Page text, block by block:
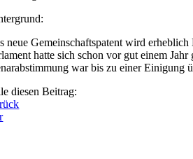
neue Gemeinschaftspatent wird
hatte sich schon vor gut einem
war bis zu einer Einigung
diesen Beitrag: